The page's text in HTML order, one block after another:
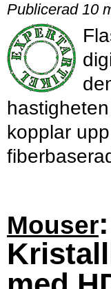
Publicerad 10
kopplar
Mouser: